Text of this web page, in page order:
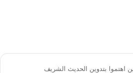
اهتموا بتدوين الحديث الشريف